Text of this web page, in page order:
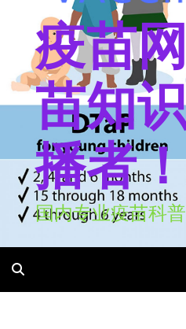
疫苗
苗知
播者
国内专业疫苗科